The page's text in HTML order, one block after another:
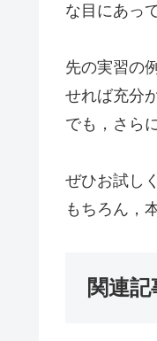
な目にあっ
先の実習の
せれば充分
でも，さら
ぜひお試し
もちろん，
関連記